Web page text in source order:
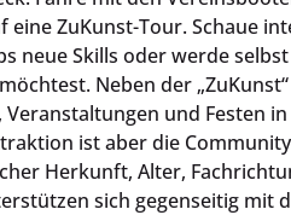
eine ZuKunst-Tour. Schaue
neue Skills oder werde
Neben der
Veranstaltungen und Festen
ist aber die
Herkunft, Alter,
sich gegenseitig mit